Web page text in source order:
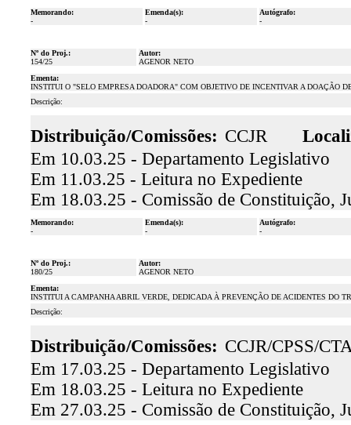
Memorando:
-
Emenda(s):
-
Autógrafo:
-
Nº do Proj.:
154/25
Autor:
AGENOR NETO
Ementa:
INSTITUI O "SELO EMPRESA DOADORA" COM OBJETIVO DE INCENTIVAR A DOAÇÃO
Descrição:
Distribuição/Comissões: CCJR
Em 10.03.25 - Departamento Legislativo
Em 11.03.25 - Leitura no Expediente
Em 18.03.25 - Comissão de Constituição,
Memorando:
-
Emenda(s):
-
Autógrafo:
-
Nº do Proj.:
180/25
Autor:
AGENOR NETO
Ementa:
INSTITUI A CAMPANHA ABRIL VERDE, DEDICADA À PREVENÇÃO DE ACIDENTES DO
Descrição:
Distribuição/Comissões: CCJR/CPSS/
Em 17.03.25 - Departamento Legislativo
Em 18.03.25 - Leitura no Expediente
Em 27.03.25 - Comissão de Constituição,